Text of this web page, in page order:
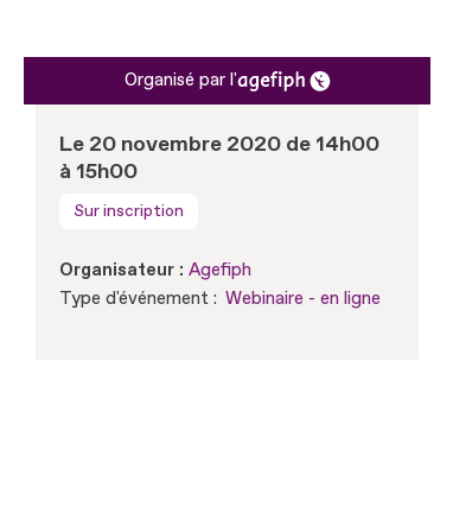
Organisé par l'
Le 20 novembre 2020 de 14h00
à 15h00
Sur inscription
Organisateur : Agefiph
Type d'événement : Webinaire - en ligne